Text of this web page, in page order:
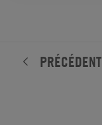
PRÉCÉDENT